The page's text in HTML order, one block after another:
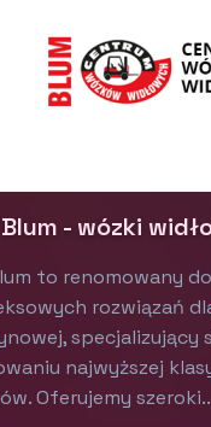
Blum - wózki
to renomowany
rozwiązań
specjalizujący
najwyższej
Oferujemy